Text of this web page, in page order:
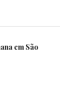
em São